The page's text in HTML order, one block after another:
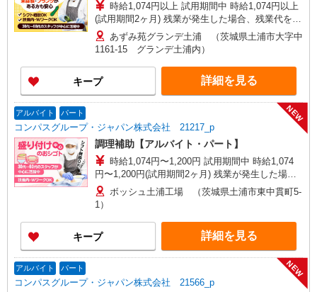
時給1,074円以上 試用期間中 時給1,074円以上
(試用期間2ヶ月) 残業が発生した場合、残業代を1
分単位で別途支給します。
あずみ苑グランデ土浦 （茨城県土浦市大字中
1161-15 グランデ土浦内）
キープ 詳細を見る
アルバイト パート
コンパスグループ・ジャパン株式会社 21217_p
NEW
調理補助【アルバイト・パート】
時給1,074円〜1,200円 試用期間中 時給1,074
円〜1,200円(試用期間2ヶ月) 残業が発生した場
合、残業代を1分単位で別途支給します。
ボッシュ土浦工場 （茨城県土浦市東中貫町5-
1）
キープ 詳細を見る
アルバイト パート
コンパスグループ・ジャパン株式会社 21566_p
NEW